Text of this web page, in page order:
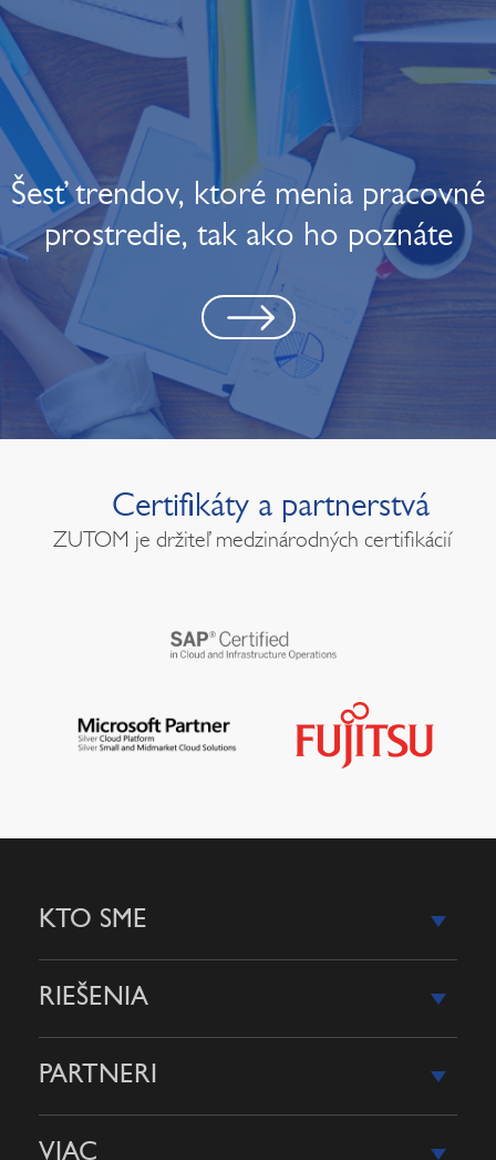
Šesť trendov, ktoré menia pracovné
prostredie, tak ako ho poznáte
Certifikáty a partnerstvá
ZUTOM je držiteľ medzinárodných certifikácií
KTO SME
RIEŠENIA
PARTNERI
VIAC